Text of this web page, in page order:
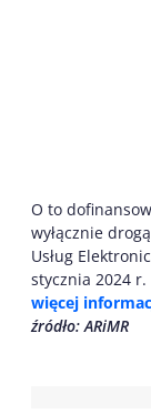
O to
wyłącznie
Usług
stycznia 2024 r.
więcej
źródło: ARiMR